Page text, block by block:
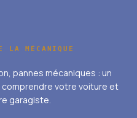
MÉCANIQUE
pannes mécaniques : un
comprendre votre voiture et
garagiste.